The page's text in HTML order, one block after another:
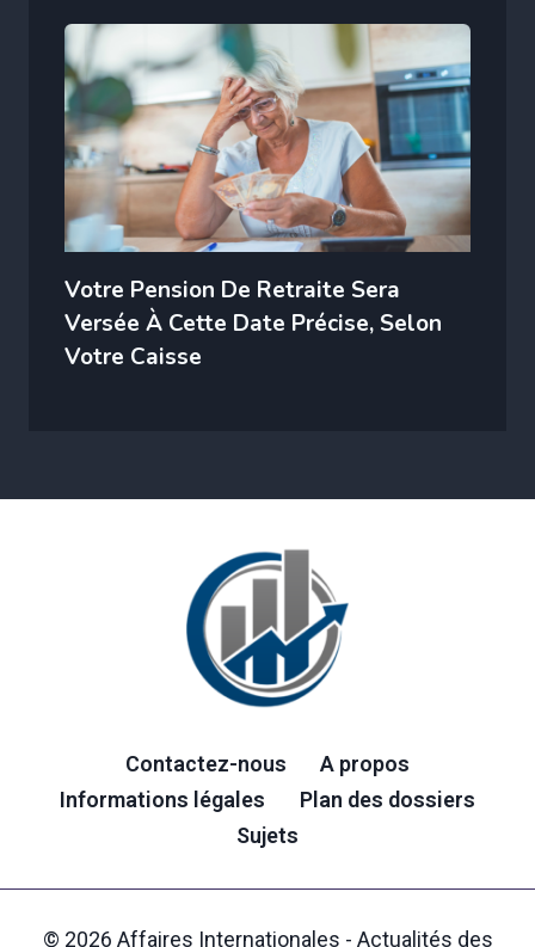
Votre Pension De Retraite Sera
Versée À Cette Date Précise, Selon
Votre Caisse
Contactez-nous
A propos
Informations légales
Plan des dossiers
Sujets
© 2026 Affaires Internationales - Actualités des